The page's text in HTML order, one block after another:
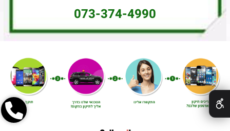
073-374-4990
✕